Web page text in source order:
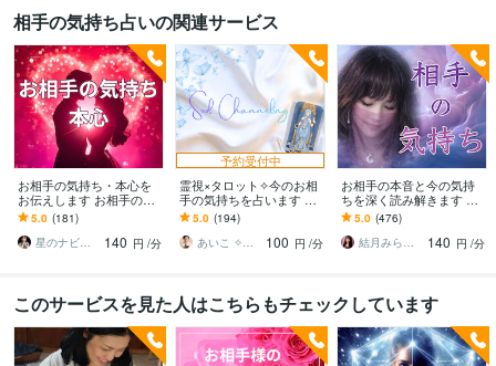
相手の気持ち占いの関連サービス
お相手の気持ち・本心を
お伝えします お相手の心
の奥にある“まだ言葉にな
らない想い”をお届けしま
す
5.0 (181)
星のナビゲーターSARA（サラ）
140 円 /分
予約受付中
霊視×タロット✧今のお相
手の気持ちを占います 鑑
定＋輝石ヒーリングであ
なたの心の傷を癒します˖
✧°
5.0 (194)
あいこ ✧占い×心のセラピー✧
100 円 /分
お相手の本音と今の気持
ちを深く読み解きます あ
なたがどう動けばいいか
まで具体的にお伝えしま
す。
5.0 (476)
結月みらい⭐未来を照らすタロットリーダー
140 円 /分
このサービスを見た人はこちらもチェックしています